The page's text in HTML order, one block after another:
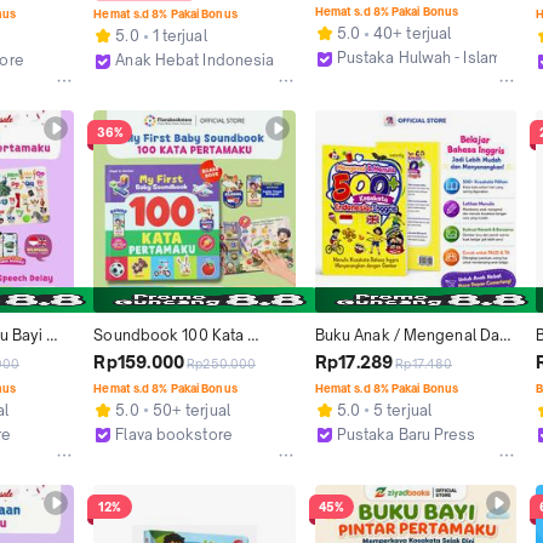
Kartu-
Percakakapan Bahasa Arab
Sehari-hari - A.R. Shohibul
Ulum - Anak Hebat
Indonesia
Hemat s.d 8% Pakai Bonus
5.0
1 terjual
Anak Hebat Indonesia
[Pustaka Hulwah x Mizan]
Hemat s.d 8% Pakai Bonus
5.0
40+ terjual
Pustaka Hulwah - Islamic
Bayi
36%
Soundbook 100 Kata
Pertamaku My First Baby
Audio Visual - Belajar
Kosakata dengan Suara &
Gambar Hardcover
Ziyadbooks
Rp159.000Rp250.000
Hemat s.d 8% Pakai Bonus
5.0
50+ terjual
Flava bookstore
Buku Anak / Mengenal Dan
Menulis 500+ Kosakata
PAUD/TK / NAWASENA
Rp17.289Rp17.480
Hemat s.d 8% Pakai Bonus
5.0
5 terjual
Pustaka Baru Press
12% 45%